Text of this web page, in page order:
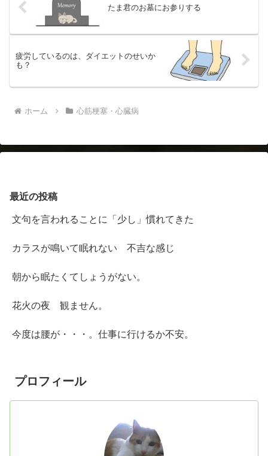
たま君のお墓にお参りする
疲労しているのは、ダイエットのせいか
も？
ホーム 心筋梗塞・心臓病
最近の投稿
文句を言われることに「少し」慣れてきた
カラスが鳴いて眠れない 不吉な感じ
朝から眠たくてしょうがない。
花火の夜 観ません。
今度は腰が・・・。仕事に行けるか不安。
プロフィール